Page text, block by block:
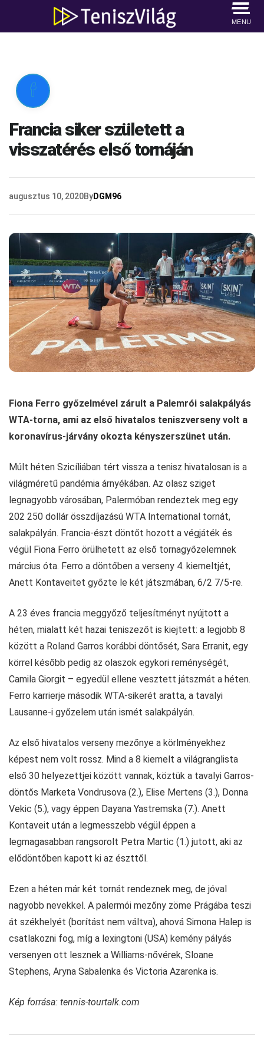
MENU

Francia siker született a
visszatérés első tornáján
augusztus 10, 2020ByDGM96
Fiona Ferro győzelmével zárult a Palemrói salakpályás
WTA-torna, ami az első hivatalos teniszverseny volt a
koronavírus-járvány okozta kényszerszünet után.
Múlt héten Szicíliában tért vissza a tenisz hivatalosan is a
világméretű pandémia árnyékában. Az olasz sziget
legnagyobb városában, Palermóban rendeztek meg egy
202 250 dollár összdíjazású WTA International tornát,
salakpályán. Francia-észt döntőt hozott a végjáték és
végül Fiona Ferro örülhetett az első tornagyőzelemnek
március óta. Ferro a döntőben a verseny 4. kiemeltjét,
Anett Kontaveitet győzte le két játszmában, 6/2 7/5-re.
A 23 éves francia meggyőző teljesítményt nyújtott a
héten, mialatt két hazai teniszezőt is kiejtett: a legjobb 8
között a Roland Garros korábbi döntősét, Sara Erranit, egy
körrel később pedig az olaszok egykori reménységét,
Camila Giorgit – egyedül ellene vesztett játszmát a héten.
Ferro karrierje második WTA-sikerét aratta, a tavalyi
Lausanne-i győzelem után ismét salakpályán.
Az első hivatalos verseny mezőnye a körlményekhez
képest nem volt rossz. Mind a 8 kiemelt a világranglista
első 30 helyezettjei között vannak, köztük a tavalyi Garros-
döntős Marketa Vondrusova (2.), Elise Mertens (3.), Donna
Vekic (5.), vagy éppen Dayana Yastremska (7.). Anett
Kontaveit után a legmesszebb végül éppen a
legmagasabban rangsorolt Petra Martic (1.) jutott, aki az
elődöntőben kapott ki az észttől.
Ezen a héten már két tornát rendeznek meg, de jóval
nagyobb nevekkel. A palermói mezőny zöme Prágába teszi
át székhelyét (borítást nem váltva), ahová Simona Halep is
csatlakozni fog, míg a lexingtoni (USA) kemény pályás
versenyen ott lesznek a Williams-nővérek, Sloane
Stephens, Aryna Sabalenka és Victoria Azarenka is.
Kép forrása: tennis-tourtalk.com